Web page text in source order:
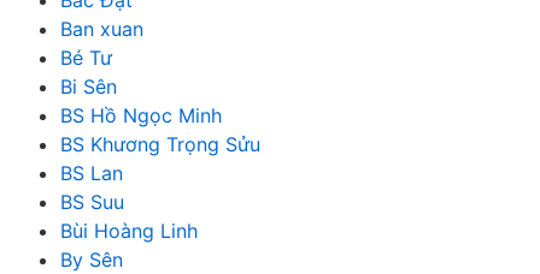
Ban xuan
Bé Tư
Bi Sên
BS Hồ Ngọc Minh
BS Khương Trọng Sửu
BS Lan
BS Suu
Bùi Hoàng Linh
By Sên